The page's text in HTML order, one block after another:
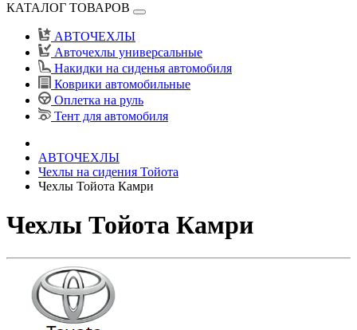
КАТАЛОГ ТОВАРОВ
АВТОЧЕХЛЫ
Авточехлы универсальные
Накидки на сиденья автомобиля
Коврики автомобильные
Оплетка на руль
Тент для автомобиля
АВТОЧЕХЛЫ
Чехлы на сидения Тойота
Чехлы Тойота Камри
Чехлы Тойота Камри